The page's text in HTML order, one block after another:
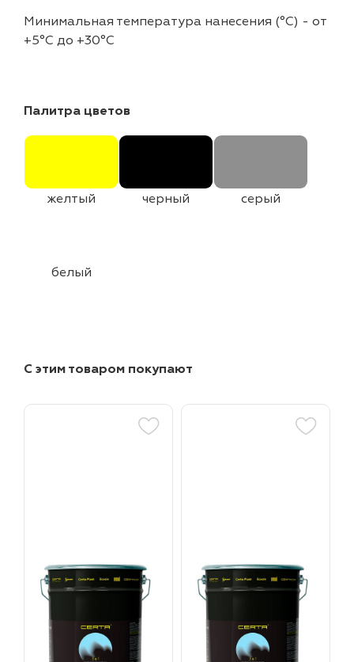
Минимальная температура нанесения (°С) - от
+5°C до +30°C
Палитра цветов
желтый черный серый
белый
С этим товаром покупают